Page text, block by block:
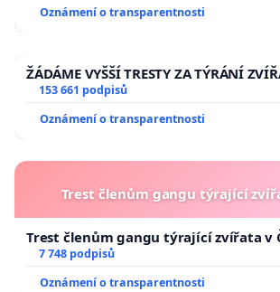
Oznámení o transparentnosti
ŽÁDÁME VYŠŠÍ TRESTY ZA TÝRÁNÍ
153 661 podpisů
Oznámení o transparentnosti
Trest členům gangu týrající
Trest členům gangu týrající zvířata v
7 748 podpisů
Oznámení o transparentnosti